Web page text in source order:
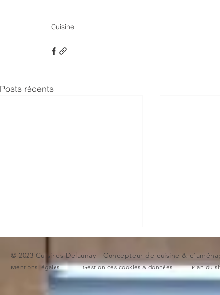
Cuisine
Posts récents
© 2023 Cuisines Delaunay - Concepteur de cuisine &
Mentions légales Gestion des cookies & données Plan du